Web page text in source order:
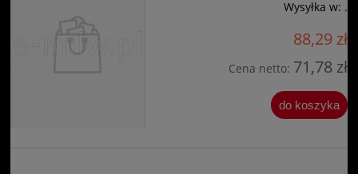
Wysyłka w: .
88,29 zł
Cena netto: 71,78 zł
do koszyka